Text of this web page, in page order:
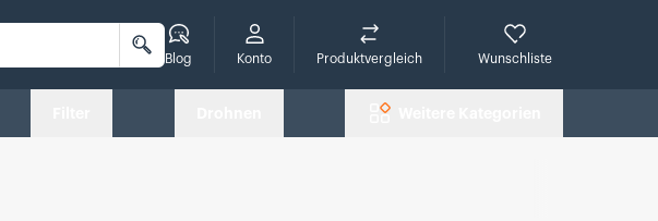
Suche
Blog Konto Produktvergleich Wunschliste